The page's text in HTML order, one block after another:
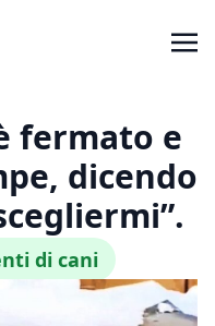
fermato e
dicendo
di cani